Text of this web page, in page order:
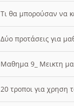
Τι θα μπορούσαν να
Δύο προτάσεις για
Μαθημα 9_ Μεικτη
20 τροποι για